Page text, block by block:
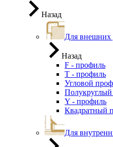
Назад
Для внешних
Назад
F - профиль
Т - профиль
Угловой
Y - профиль
Квадратный
Для